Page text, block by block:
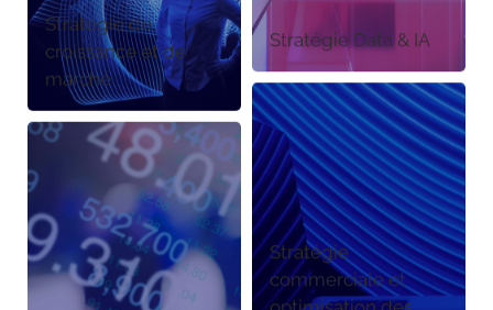
Stratégie de
croissance et de
marché
Stratégie Data & IA
Stratégie
commerciale et